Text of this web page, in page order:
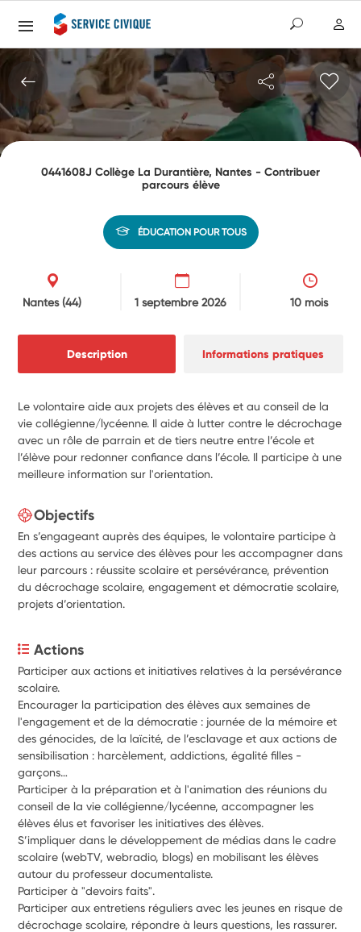
0441608J Collège La Durantière, Nantes - Contribuer
parcours élève
ÉDUCATION POUR TOUS
Nantes(44) 1 septembre 2026 10 mois
Description Informations pratiques
Le volontaire aide aux projets des élèves et au conseil de la
vie collégienne/lycéenne. Il aide à lutter contre le décrochage
avec un rôle de parrain et de tiers neutre entre l’école et
l’élève pour redonner confiance dans l’école. Il participe à une
meilleure information sur l'orientation.
Objectifs
En s’engageant auprès des équipes, le volontaire participe à
des actions au service des élèves pour les accompagner dans
leur parcours : réussite scolaire et persévérance, prévention
du décrochage scolaire, engagement et démocratie scolaire,
projets d’orientation.
Actions
Participer aux actions et initiatives relatives à la persévérance
scolaire.
Encourager la participation des élèves aux semaines de
l'engagement et de la démocratie : journée de la mémoire et
des génocides, de la laïcité, de l’esclavage et aux actions de
sensibilisation : harcèlement, addictions, égalité filles -
garçons…
Participer à la préparation et à l'animation des réunions du
conseil de la vie collégienne/lycéenne, accompagner les
élèves élus et favoriser les initiatives des élèves.
S’impliquer dans le développement de médias dans le cadre
scolaire (webTV, webradio, blogs) en mobilisant les élèves
autour du professeur documentaliste.
Participer à "devoirs faits".
Participer aux entretiens réguliers avec les jeunes en risque de
décrochage scolaire, répondre à leurs questions, les rassurer.